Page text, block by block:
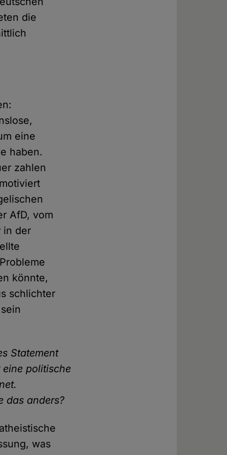
die
eine
haben.
zahlen
AfD, vom
in der
könnte,
schlichter
Statement
politische
das anders?
was